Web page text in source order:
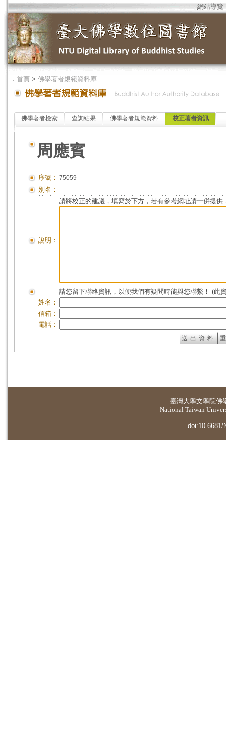
網站導覽
． 首頁 > 佛學著者規範資料庫
佛學著者檢索 查詢結果 佛學著者規範資料 校正著者資訊
周應賓
序號： 75059
別名：
說明：
請將校正的建議，填寫於下方，若有參考網址請一併提供
請您留下聯絡資訊，以便我們有疑問時能與您聯繫！ (此
姓名：
信箱：
電話：
臺灣大學文學院佛
National Taiwan
doi:10.6681/